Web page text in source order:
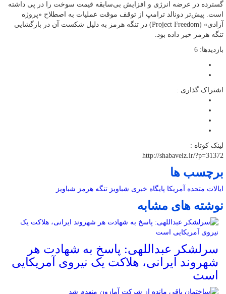
گسترده در عرضه انرژی و افزایش بی‌سابقه قیمت سوخت را در پی داشته
است. پیش‌تر دونالد ترامپ از توقف موقت عملیات به اصطلاح «پروژه
آزادی» (Project Freedom) در تنگه هرمز به دلیل شکست آن در بازگشایی
تنگه هرمز خبر داده بود.
بازدیدها: 6
اشتراک گذاری :
لینک کوتاه :
http://shabaveiz.ir/?p=31372
برچسب ها
ایالات متحده آمریکا پایگاه خبری شباویز تنگه هرمز شباویز
نوشته های مشابه
سرلشکر عبداللهی: پاسخ به شهادت هر
شهروند ایرانی، هلاکت یک نیروی آمریکایی
است